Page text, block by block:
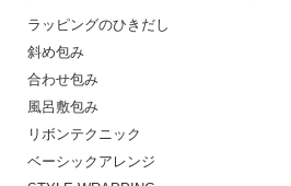
ラッピングのひきだし
斜め包み
合わせ包み
風呂敷包み
リボンテクニック
ベーシックアレンジ